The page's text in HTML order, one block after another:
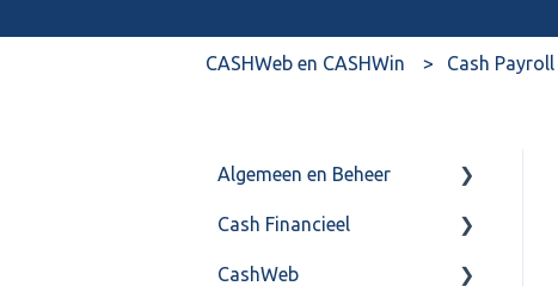
CASHWeb en CASHWin Cash Payroll
Algemeen en Beheer
Bank(koppeling)
Import/Export
Cash Financieel
Boekhoud
CashWeb